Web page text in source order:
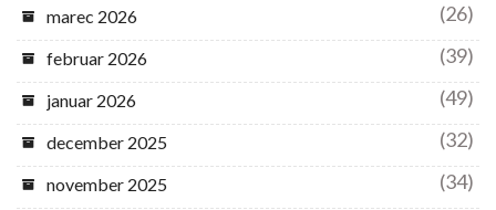
marec 2026 (26)
februar 2026 (39)
januar 2026 (49)
december 2025 (32)
november 2025 (34)